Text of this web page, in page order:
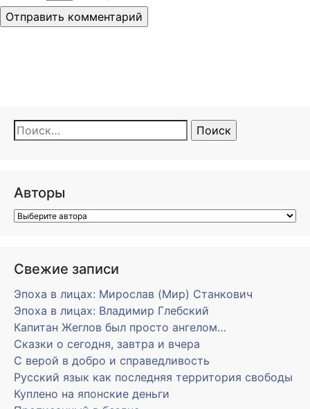
Найти:
Авторы
Свежие записи
Эпоха в лицах: Мирослав (Мир) Станкович
Эпоха в лицах: Владимир Глебский
Капитан Жеглов был просто ангелом…
Сказки о сегодня, завтра и вчера
С верой в добро и справедливость
Русский язык как последняя территория свободы
Куплено на японские деньги